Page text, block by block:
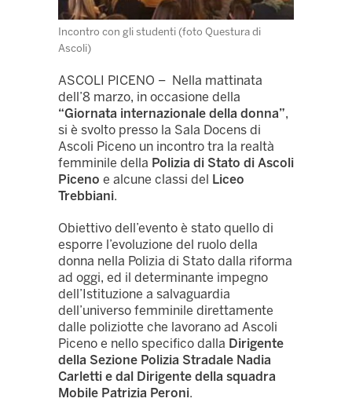
Incontro con gli studenti (foto Questura di
Ascoli)
ASCOLI PICENO – Nella mattinata
dell’8 marzo, in occasione della
“Giornata internazionale della donna”,
si è svolto presso la Sala Docens di
Ascoli Piceno un incontro tra la realtà
femminile della Polizia di Stato di Ascoli
Piceno e alcune classi del Liceo
Trebbiani.
Obiettivo dell’evento è stato quello di
esporre l’evoluzione del ruolo della
donna nella Polizia di Stato dalla riforma
ad oggi, ed il determinante impegno
dell’Istituzione a salvaguardia
dell’universo femminile direttamente
dalle poliziotte che lavorano ad Ascoli
Piceno e nello specifico dalla Dirigente
della Sezione Polizia Stradale Nadia
Carletti e dal Dirigente della squadra
Mobile Patrizia Peroni.